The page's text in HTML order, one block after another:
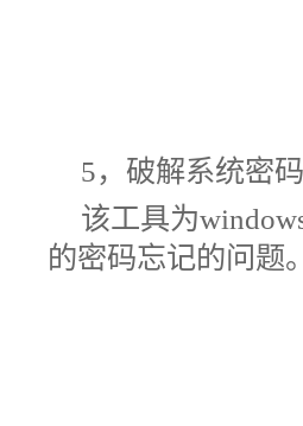
5， 破解系统密码
该工具为
的密码忘记的问题。